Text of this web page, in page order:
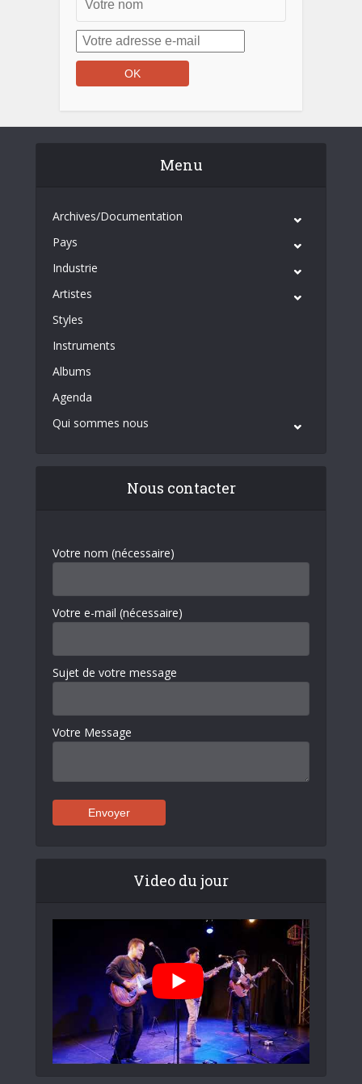
Menu
Archives/Documentation
Pays
Industrie
Artistes
Styles
Instruments
Albums
Agenda
Qui sommes nous
Nous contacter
Votre nom (nécessaire)
Votre e-mail (nécessaire)
Sujet de votre message
Votre Message
Video du jour